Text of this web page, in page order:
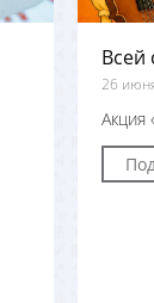
Всей
26
Акция